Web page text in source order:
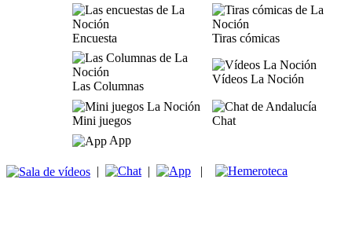
Encuesta Tiras cómicas
Las Columnas
Vídeos La Noción
Mini juegos
Chat
App
| | |